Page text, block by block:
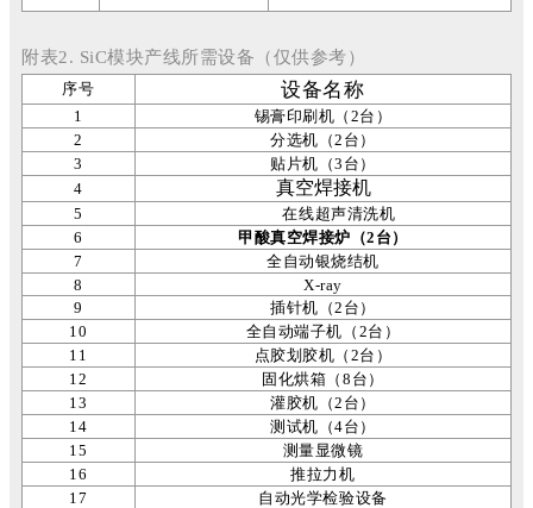
附表2. SiC模块产线所需设备（仅供参考）
序号 设备名称
1
锡膏印刷机（2台）
2
分选机（2台）
3
贴片机（3台）
4
真空焊接机
5
在线超声清洗机
6
甲酸真空焊接炉（2台）
7
全自动银烧结机
8
X-ray
9
插针机（2台）
10
全自动端子机（2台）
11
点胶划胶机（2台）
12
固化烘箱（8台）
13
灌胶机（2台）
14
测试机（4台）
15
测量显微镜
16
推拉力机
17
自动光学检验设备